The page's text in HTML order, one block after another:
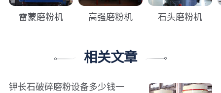
雷蒙磨粉机 高强磨粉机 石头磨粉机
相关文章
钾长石破碎磨粉设备多少钱一